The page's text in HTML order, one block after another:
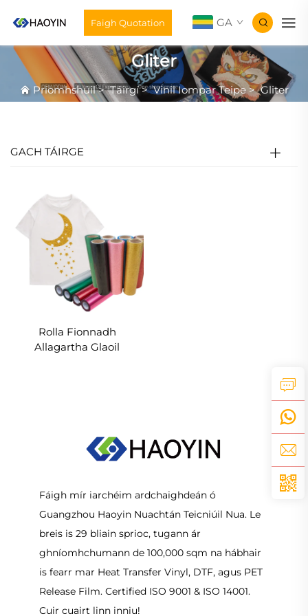
Faigh Quotation GA
Gliter
Príomhshúil>Táirgí>Vinil Iompar Teipe>Gliter
GACH TÁIRGE
Rolla Fionnadh
Allagartha Glaoil
Fáigh mír iarchéim ardchaighdeán ó
Guangzhou Haoyin Nuachtán Teicniúil Nua. Le
breis is 29 bliain sprioc, tugann ár
ghníomhchumann de 100,000 sqm na hábhair
is fearr mar Heat Transfer Vinyl, DTF, agus PET
Release Film. Certified ISO 9001 & ISO 14001.
Cuir cuairt linn inniu!